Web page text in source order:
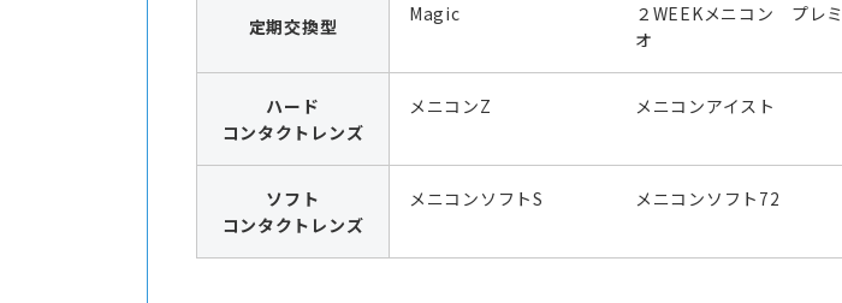
定期交換型
Magic
２WEEKメニコン プレミ
オ
ハード
コンタクトレンズ
メニコンZ メニコンアイスト
ソフト
コンタクトレンズ
メニコンソフトS メニコンソフト72